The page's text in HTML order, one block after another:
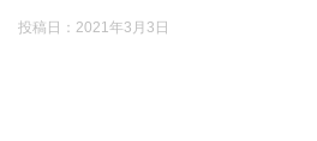
投稿日： 2021年3月3日